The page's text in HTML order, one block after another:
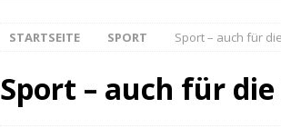
STARTSEITE SPORT Sport – auch für
Sport – auch für